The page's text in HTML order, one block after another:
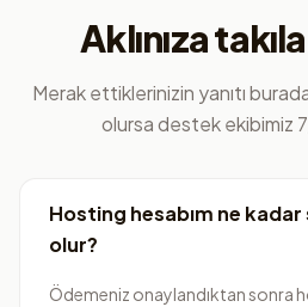
Aklınıza
Merak ettiklerinizin yanıtı
olursa destek ekibimiz
Hosting hesabım ne
olur?
Ödemeniz onaylandıktan sonra